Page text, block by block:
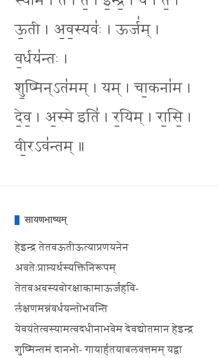
ऊ॒ती । अ॒व॒स्यवः॑ । ऊर्ज॑म् ।
व॒र्धय॑न्तः ।
शु॒ष्मिन्ऽत॑मम् । यम् । चा॒कना॑म ।
दे॒व॒ । अ॒स्मे इति॑ । र॒यिम् । रा॒सि॒ ।
वी॒रऽव॑न्तम् ॥
सायणभाष्यम्
हेइन्द्र तेतवऊतीऊत्याप्रणयनेन
अवतेःप्राप्त्यर्थस्यक्तिनिरूपम्
तेतवअवस्यवोरक्षाकामाऊर्जंहवि-
र्लक्षणमन्नंवर्धयन्तोभवन्ति
येवयंतेत्वस्यामत्वदधीनाभवेम देवद्योतमान हेइन्द्र
शुष्मिन्तमं दानभो- गायार्हतयाबलवत्तमम् यद्वा